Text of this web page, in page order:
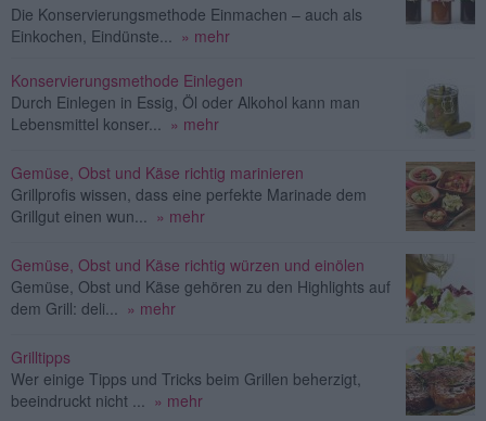
Die Konservierungsmethode Einmachen – auch als
Einkochen, Eindünste... » mehr
Konservierungsmethode Einlegen
Durch Einlegen in Essig, Öl oder Alkohol kann man
Lebensmittel konser... » mehr
Gemüse, Obst und Käse richtig marinieren
Grillprofis wissen, dass eine perfekte Marinade dem
Grillgut einen wun... » mehr
Gemüse, Obst und Käse richtig würzen und einölen
Gemüse, Obst und Käse gehören zu den Highlights auf
dem Grill: deli... » mehr
Grilltipps
Wer einige Tipps und Tricks beim Grillen beherzigt,
beeindruckt nicht ... » mehr